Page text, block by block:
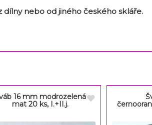
dílny nebo od jiného českého skláře.
16 mm modrozelená
mat 20 ks, I.+II.j.